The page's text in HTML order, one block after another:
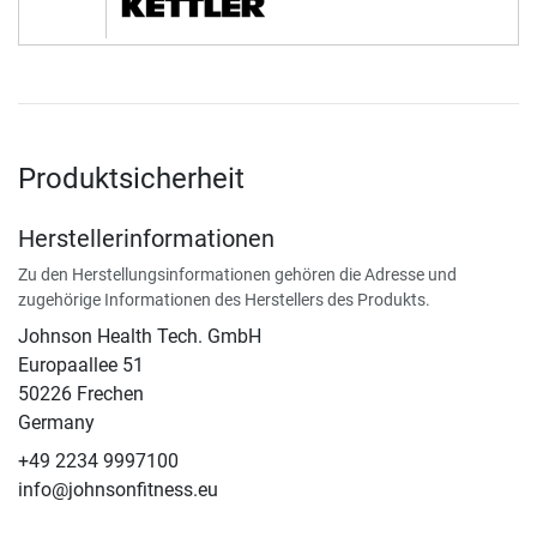
Produktsicherheit
Herstellerinformationen
Zu den Herstellungsinformationen gehören die Adresse und
zugehörige Informationen des Herstellers des Produkts.
Johnson Health Tech. GmbH
Europaallee 51
50226 Frechen
Germany
+49 2234 9997100
info@johnsonfitness.eu